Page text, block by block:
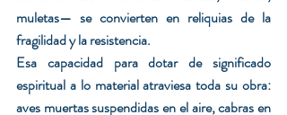
muletas— se convierten en reliquias de la
fragilidad y la resistencia.
Esa capacidad para dotar de significado
espiritual a lo material atraviesa toda su obra:
aves muertas suspendidas en el aire, cabras en